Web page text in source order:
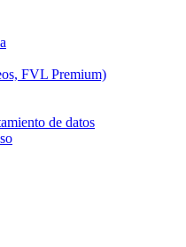
FVL Premium)
de datos